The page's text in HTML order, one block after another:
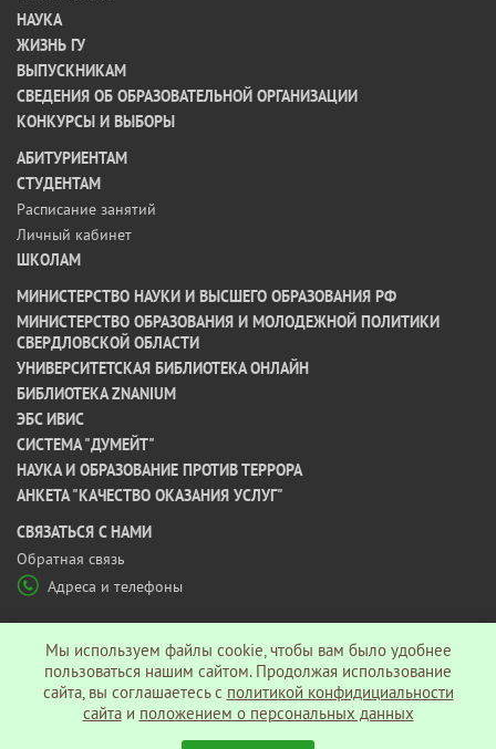
НАУКА
ЖИЗНЬ ГУ
ВЫПУСКНИКАМ
СВЕДЕНИЯ ОБ ОБРАЗОВАТЕЛЬНОЙ ОРГАНИЗАЦИИ
КОНКУРСЫ И ВЫБОРЫ
АБИТУРИЕНТАМ
СТУДЕНТАМ
Расписание занятий
Личный кабинет
ШКОЛАМ
МИНИСТЕРСТВО НАУКИ И ВЫСШЕГО ОБРАЗОВАНИЯ РФ
МИНИСТЕРСТВО ОБРАЗОВАНИЯ И МОЛОДЕЖНОЙ ПОЛИТИКИ
СВЕРДЛОВСКОЙ ОБЛАСТИ
УНИВЕРСИТЕТСКАЯ БИБЛИОТЕКА ОНЛАЙН
БИБЛИОТЕКА ZNANIUM
ЭБС ИВИС
СИСТЕМА "ДУМЕЙТ"
НАУКА И ОБРАЗОВАНИЕ ПРОТИВ ТЕРРОРА
АНКЕТА "КАЧЕСТВО ОКАЗАНИЯ УСЛУГ"
CВЯЗАТЬСЯ С НАМИ
Обратная связь
Адреса и телефоны
Политика конфиденциальности
Мы используем файлы cookie, чтобы вам было удобнее
пользоваться нашим сайтом. Продолжая использование
сайта, вы соглашаетесь c политикой конфидициальности
сайтаи положением о персональных данных